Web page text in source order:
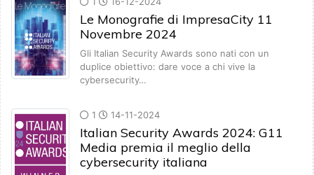
Le Monografie di ImpresaCity 11
Novembre 2024
Gli Italian Security Awards sono nati con un
duplice obiettivo: dare voce a chi vive la
cybersecurity…
1 14-11-2024
Italian Security Awards 2024: G11
Media premia il meglio della
cybersecurity italiana